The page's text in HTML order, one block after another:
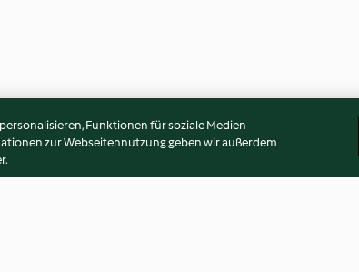
Funktionen für soziale Medien
zur Webseitennutzung geben wir außerdem